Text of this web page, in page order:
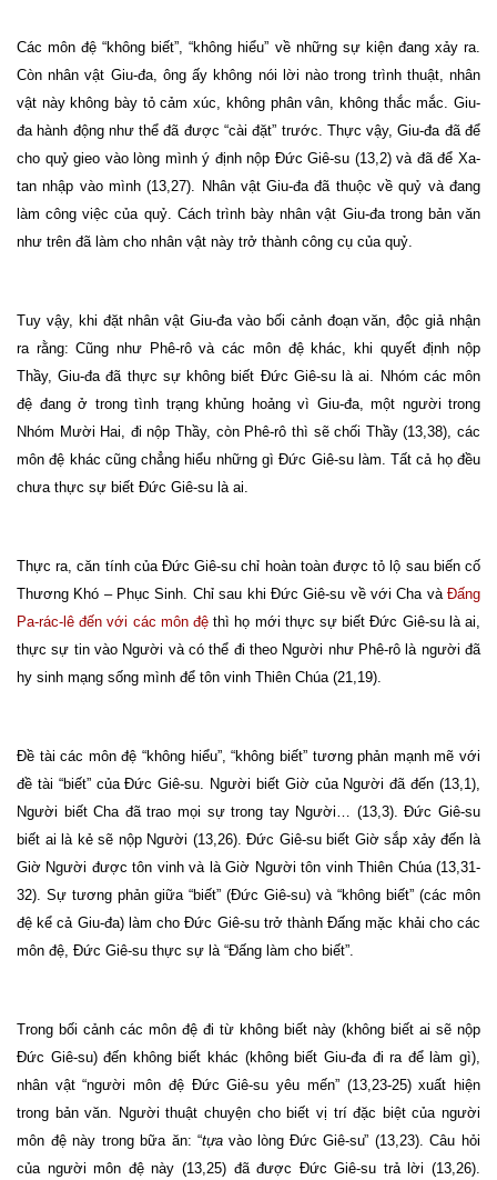
Các môn đệ “không biết”, “không hiểu” về những sự kiện đang xảy ra.
Còn nhân vật Giu-đa, ông ấy không nói lời nào trong trình thuật, nhân
vật này không bày tỏ cảm xúc, không phân vân, không thắc mắc. Giu-
đa hành động như thể đã được “cài đặt” trước. Thực vậy, Giu-đa đã để
cho quỷ gieo vào lòng mình ý định nộp Đức Giê-su (13,2) và đã để Xa-
tan nhập vào mình (13,27). Nhân vật Giu-đa đã thuộc về quỷ và đang
làm công việc của quỷ. Cách trình bày nhân vật Giu-đa trong bản văn
như trên đã làm cho nhân vật này trở thành công cụ của quỷ.
Tuy vậy, khi đặt nhân vật Giu-đa vào bối cảnh đoạn văn, độc giả nhận
ra rằng: Cũng như Phê-rô và các môn đệ khác, khi quyết định nộp
Thầy, Giu-đa đã thực sự không biết Đức Giê-su là ai. Nhóm các môn
đệ đang ở trong tình trạng khủng hoảng vì Giu-đa, một người trong
Nhóm Mười Hai, đi nộp Thầy, còn Phê-rô thì sẽ chối Thầy (13,38), các
môn đệ khác cũng chẳng hiểu những gì Đức Giê-su làm. Tất cả họ đều
chưa thực sự biết Đức Giê-su là ai.
Thực ra, căn tính của Đức Giê-su chỉ hoàn toàn được tỏ lộ sau biến cố
Thương Khó – Phục Sinh. Chỉ sau khi Đức Giê-su về với Cha và Đấng
Pa-rác-lê đến với các môn đệthì họ mới thực sự biết Đức Giê-su là ai,
thực sự tin vào Người và có thể đi theo Người như Phê-rô là người đã
hy sinh mạng sống mình để tôn vinh Thiên Chúa (21,19).
Đề tài các môn đệ “không hiểu”, “không biết” tương phản mạnh mẽ với
đề tài “biết” của Đức Giê-su. Người biết Giờ của Người đã đến (13,1),
Người biết Cha đã trao mọi sự trong tay Người… (13,3). Đức Giê-su
biết ai là kẻ sẽ nộp Người (13,26). Đức Giê-su biết Giờ sắp xảy đến là
Giờ Người được tôn vinh và là Giờ Người tôn vinh Thiên Chúa (13,31-
32). Sự tương phản giữa “biết” (Đức Giê-su) và “không biết” (các môn
đệ kể cả Giu-đa) làm cho Đức Giê-su trở thành Đấng mặc khải cho các
môn đệ, Đức Giê-su thực sự là “Đấng làm cho biết”.
Trong bối cảnh các môn đệ đi từ không biết này (không biết ai sẽ nộp
Đức Giê-su) đến không biết khác (không biết Giu-đa đi ra để làm gì),
nhân vật “người môn đệ Đức Giê-su yêu mến” (13,23-25) xuất hiện
trong bản văn. Người thuật chuyện cho biết vị trí đặc biệt của người
môn đệ này trong bữa ăn: “tựavào lòng Đức Giê-su” (13,23). Câu hỏi
của người môn đệ này (13,25) đã được Đức Giê-su trả lời (13,26).